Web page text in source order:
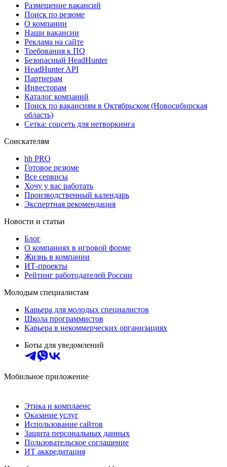
Размещение вакансий
Поиск по резюме
О компании
Наши вакансии
Реклама на сайте
Требования к ПО
Безопасный HeadHunter
HeadHunter API
Партнерам
Инвесторам
Каталог компаний
Поиск по вакансиям в Октябрьском (Новосибирская
область)
Сетка: соцсеть для нетворкинга
Соискателям
hh PRO
Готовое резюме
Все сервисы
Хочу у вас работать
Производственный календарь
Экспертная рекомендация
Новости и статьи
Блог
О компаниях в игровой форме
Жизнь в компании
ИТ-проекты
Рейтинг работодателей России
Молодым специалистам
Карьера для молодых специалистов
Школа программистов
Карьера в некоммерческих организациях
Боты для уведомлений
Мобильное приложение
Этика и комплаенс
Оказание услуг
Использование сайтов
Защита персональных данных
Пользовательское соглашение
ИТ аккредитация